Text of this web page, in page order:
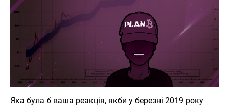
Донати
Про ЦеКрипто
Увійти | Реєстрація
Яка була б ваша реакція, якби у березні 2019 року